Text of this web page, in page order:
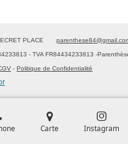
PLACE
- TVA FR84434233813 -
- Politique de Confidentialité
Carte Instagram